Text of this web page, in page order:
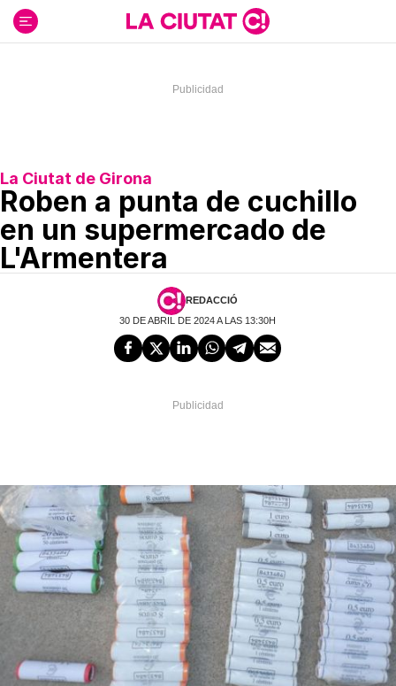
contenido
La Ciutat de Girona
Roben a punta de cuchillo
en un supermercado de
L'Armentera
REDACCIÓ
30 DE ABRIL DE 2024 A LAS 13:30H